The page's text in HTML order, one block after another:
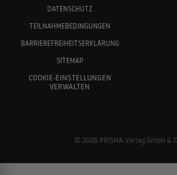
DATENSCHUTZ
TEILNAHMEBEDINGUNGEN
BARRIEREFREIHEITSERKLÄRUNG
SITEMAP
COOKIE-EINSTELLUNGEN
VERWALTEN
© 2026 PRISMA-Verlag GmbH &